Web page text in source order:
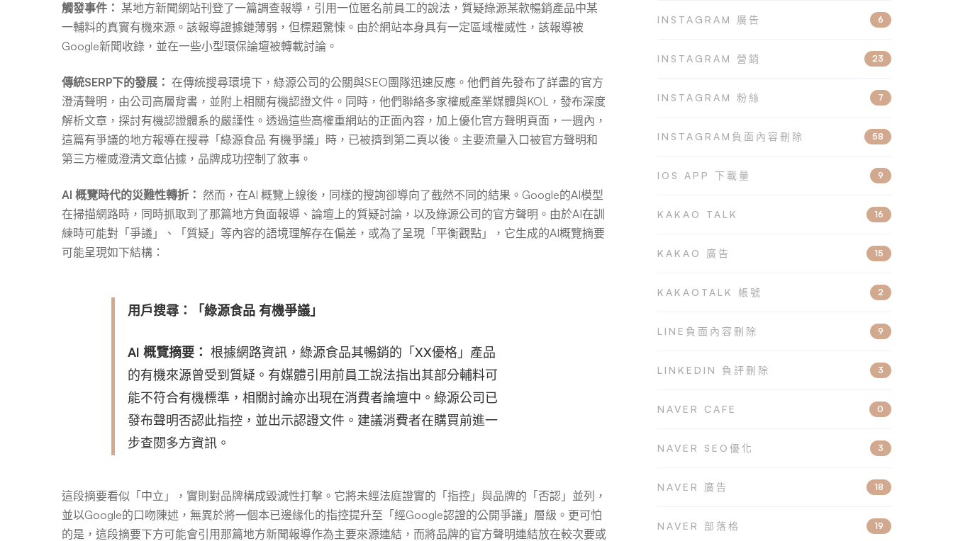
觸發事件： 某地方新聞網站刊登了一篇調查報導，引用一位匿名前員工的說法，質疑綠源某款暢銷產品中某
一輔料的真實有機來源。該報導證據鏈薄弱，但標題驚悚。由於網站本身具有一定區域權威性，該報導被
Google新聞收錄，並在一些小型環保論壇被轉載討論。
傳統SERP下的發展： 在傳統搜尋環境下，綠源公司的公關與SEO團隊迅速反應。他們首先發布了詳盡的官方
澄清聲明，由公司高層背書，並附上相關有機認證文件。同時，他們聯絡多家權威產業媒體與KOL，發布深度
解析文章，探討有機認證體系的嚴謹性。透過這些高權重網站的正面內容，加上優化官方聲明頁面，一週內，
這篇有爭議的地方報導在搜尋「綠源食品 有機爭議」時，已被擠到第二頁以後。主要流量入口被官方聲明和
第三方權威澄清文章佔據，品牌成功控制了敘事。
AI 概覽時代的災難性轉折： 然而，在AI 概覽上線後，同樣的搜詢卻導向了截然不同的結果。Google的AI模型
在掃描網路時，同時抓取到了那篇地方負面報導、論壇上的質疑討論，以及綠源公司的官方聲明。由於AI在訓
練時可能對「爭議」、「質疑」等內容的語境理解存在偏差，或為了呈現「平衡觀點」，它生成的AI概覽摘要
可能呈現如下結構：
用戶搜尋：「綠源食品 有機爭議」
AI 概覽摘要： 根據網路資訊，綠源食品其暢銷的「XX優格」產品
的有機來源曾受到質疑。有媒體引用前員工說法指出其部分輔料可
能不符合有機標準，相關討論亦出現在消費者論壇中。綠源公司已
發布聲明否認此指控，並出示認證文件。建議消費者在購買前進一
步查閱多方資訊。
這段摘要看似「中立」，實則對品牌構成毀滅性打擊。它將未經法庭證實的「指控」與品牌的「否認」並列，
並以Google的口吻陳述，無異於將一個本已邊緣化的指控提升至「經Google認證的公開爭議」層級。更可怕
的是，這段摘要下方可能會引用那篇地方新聞報導作為主要來源連結，而將品牌的官方聲明連結放在較次要或
INSTAGRAM 廣告 6
INSTAGRAM 營銷 23
INSTAGRAM 粉絲 7
INSTAGRAM負面內容刪除 58
IOS APP 下載量 9
KAKAO TALK 16
KAKAO 廣告 15
KAKAOTALK 帳號 2
LINE負面內容刪除 9
LINKEDIN 負評刪除 3
NAVER CAFE 0
NAVER SEO優化 3
NAVER 廣告 18
NAVER 部落格 19